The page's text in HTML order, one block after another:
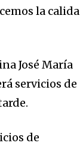
la
José María
servicios de
de